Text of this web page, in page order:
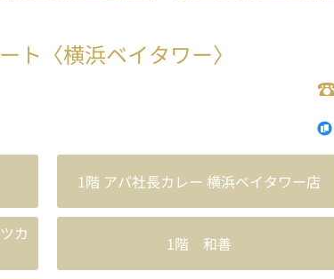
ト〈横浜ベイタワー〉
1階 アパ社長カレー 横浜ベイタワー店
カ
1階 和善